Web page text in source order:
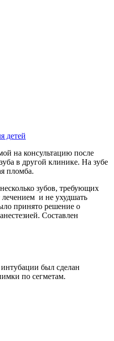
детей
на консультацию после
в другой клинике. На зубе
пломба.
зубов, требующих
лечением и не ухудшать
принято решение о
Составлен
был сделан
по сегметам.